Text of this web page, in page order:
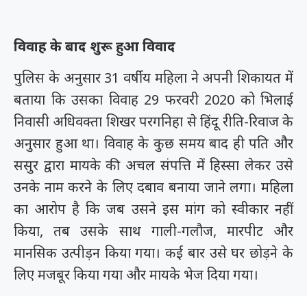
विवाह के बाद शुरू हुआ विवाद
पुलिस के अनुसार 31 वर्षीय महिला ने अपनी शिकायत में
बताया कि उसका विवाह 29 फरवरी 2020 को भिलाई
निवासी अधिवक्ता शिखर परगनिहा से हिंदू रीति-रिवाज के
अनुसार हुआ था। विवाह के कुछ समय बाद ही पति और
ससुर द्वारा मायके की अचल संपत्ति में हिस्सा लेकर उसे
उनके नाम करने के लिए दबाव बनाया जाने लगा। महिला
का आरोप है कि जब उसने इस मांग को स्वीकार नहीं
किया, तब उसके साथ गाली-गलौज, मारपीट और
मानसिक उत्पीड़न किया गया। कई बार उसे घर छोड़ने के
लिए मजबूर किया गया और मायके भेज दिया गया।